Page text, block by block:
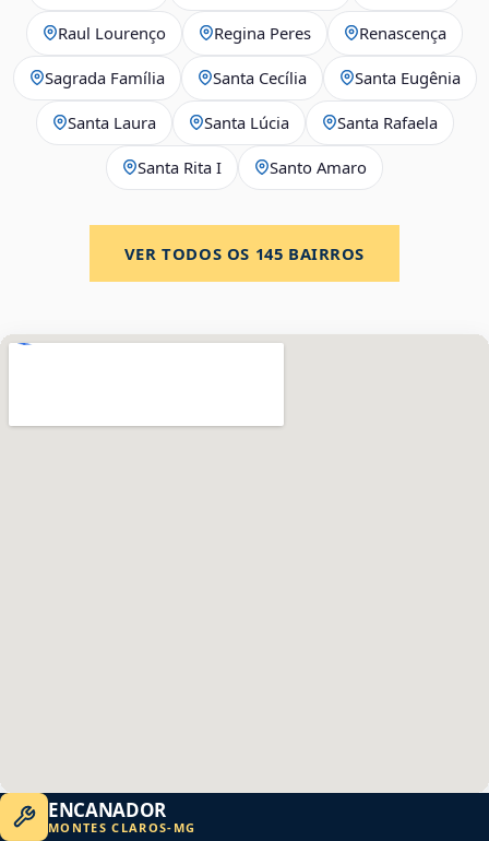
Raul Lourenço Regina Peres Renascença
Sagrada Família Santa Cecília Santa Eugênia
Santa Laura Santa Lúcia Santa Rafaela
Santa Rita I Santo Amaro
VER TODOS OS 145 BAIRROS
ENCANADOR
MONTES CLAROS- MG